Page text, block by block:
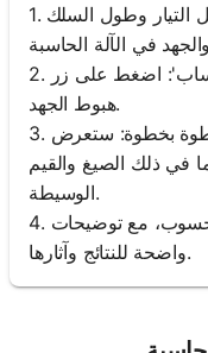
1. إدخال القيم: أدخل القيم ذات الصلة مثل التيار وطول السلك
2. انقر فوق 'حساب': اضغط على زر 'Calculate' لحساب
هبوط الجهد.
3. حل خطوة بخطوة: ستعرض Mathos AI كل خطوة يتم
في ذلك الصيغ والقيم
الوسيطة.
4. الإجابة النهائية: راجع هبوط الجهد المحسوب، مع توضيحات
واضحة للنتائج وآثارها.